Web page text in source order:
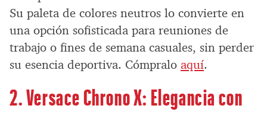
Su paleta de colores neutros lo convierte en
una opción sofisticada para reuniones de
trabajo o fines de semana casuales, sin perder
su esencia deportiva. Cómpralo aquí.
2. Versace Chrono X: Elegancia con